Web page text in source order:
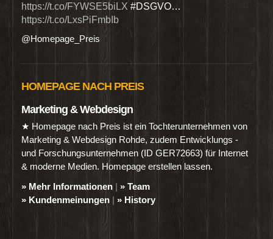
https://t.co/FYWSE5biLX #DSGVO…
https://t.co/LxsPiFmbIb
@Homepage_Preis
HOMEPAGE NACH PREIS
Marketing & Webdesign
★ Homepage nach Preis ist ein Tochterunternehmen von
Marketing & Webdesign Rohde, zudem Entwicklungs -
und Forschungsunternehmen (ID GER72663) für Internet
& moderne Medien. Homepage erstellen lassen.
» Mehr Informationen | » Team
» Kundenmeinungen | » History